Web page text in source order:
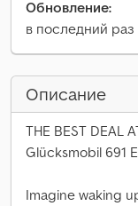
Обновление:
в последний раз
Описание
THE BEST DEAL
Glücksmobil 691
Imagine waking